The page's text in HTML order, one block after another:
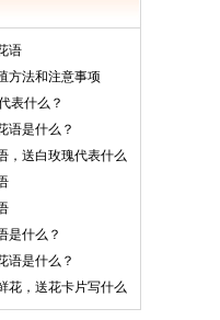
语
方法和注意事项
表什么？
语是什么？
，送白玫瑰代表什么
是什么？
语是什么？
花，送花卡片写什么